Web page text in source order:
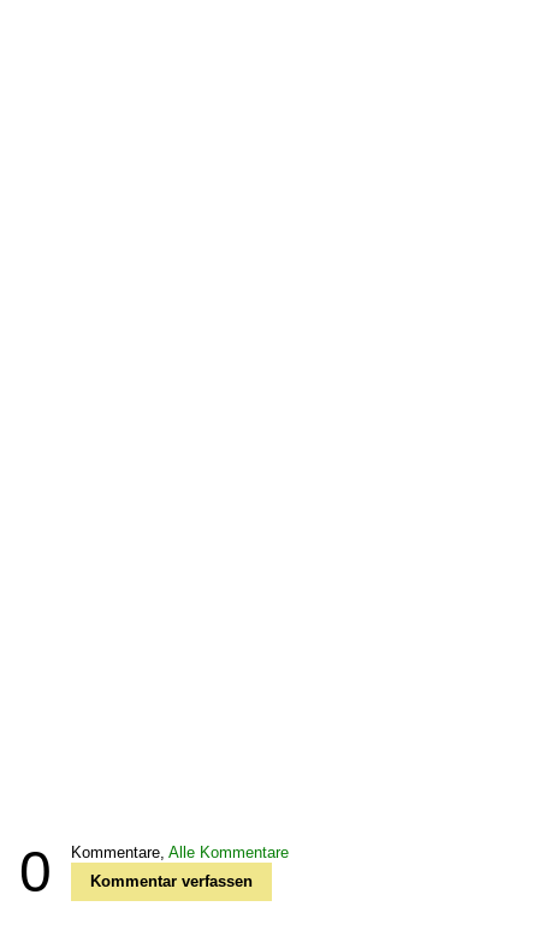
0 Kommentare, Alle Kommentare
Kommentar verfassen